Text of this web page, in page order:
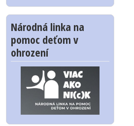
Národná linka na
pomoc deťom v
ohrození